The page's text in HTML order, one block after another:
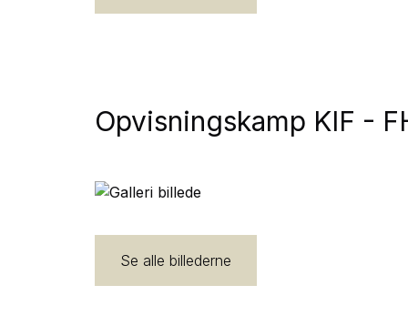
Opvisningskamp KIF -
Se alle billederne